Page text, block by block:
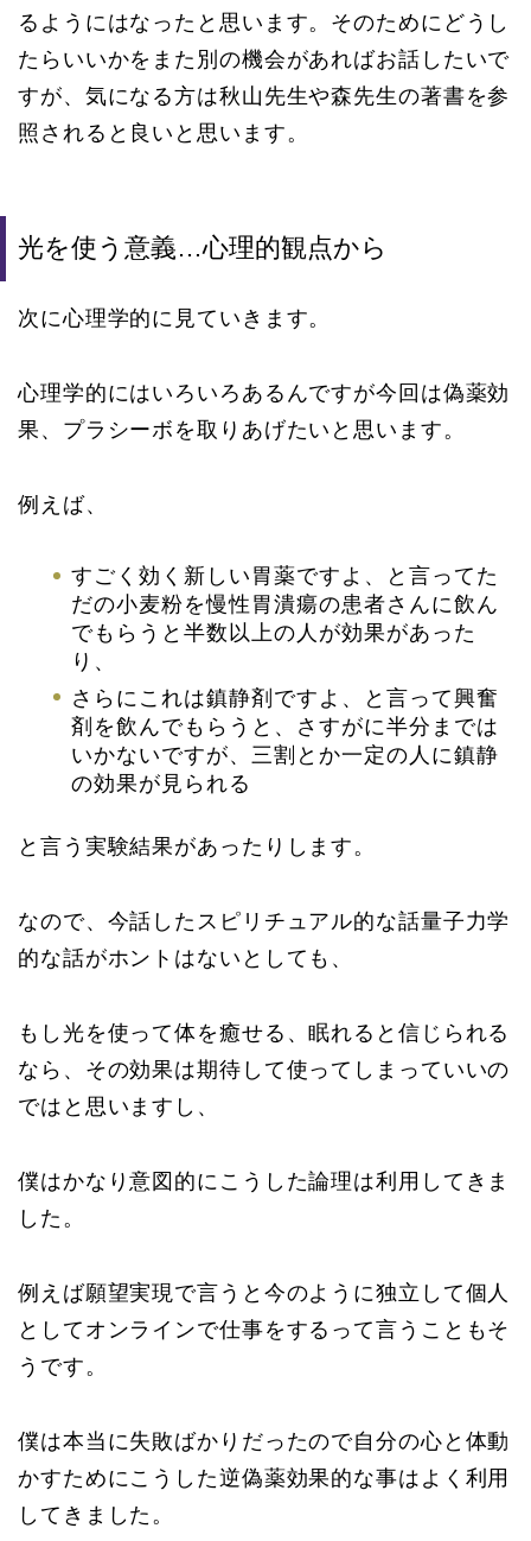
るようにはなったと思います。そのためにどうし
たらいいかをまた別の機会があればお話したいで
すが、気になる方は秋山先生や森先生の著書を参
照されると良いと思います。
光を使う意義…心理的観点から
次に心理学的に見ていきます。
心理学的にはいろいろあるんですが今回は偽薬効
果、プラシーボを取りあげたいと思います。
例えば、
すごく効く新しい胃薬ですよ、と言ってた
だの小麦粉を慢性胃潰瘍の患者さんに飲ん
でもらうと半数以上の人が効果があった
り、
さらにこれは鎮静剤ですよ、と言って興奮
剤を飲んでもらうと、さすがに半分までは
いかないですが、三割とか一定の人に鎮静
の効果が見られる
と言う実験結果があったりします。
なので、今話したスピリチュアル的な話量子力学
的な話がホントはないとしても、
もし光を使って体を癒せる、眠れると信じられる
なら、その効果は期待して使ってしまっていいの
ではと思いますし、
僕はかなり意図的にこうした論理は利用してきま
した。
例えば願望実現で言うと今のように独立して個人
としてオンラインで仕事をするって言うこともそ
うです。
僕は本当に失敗ばかりだったので自分の心と体動
かすためにこうした逆偽薬効果的な事はよく利用
してきました。